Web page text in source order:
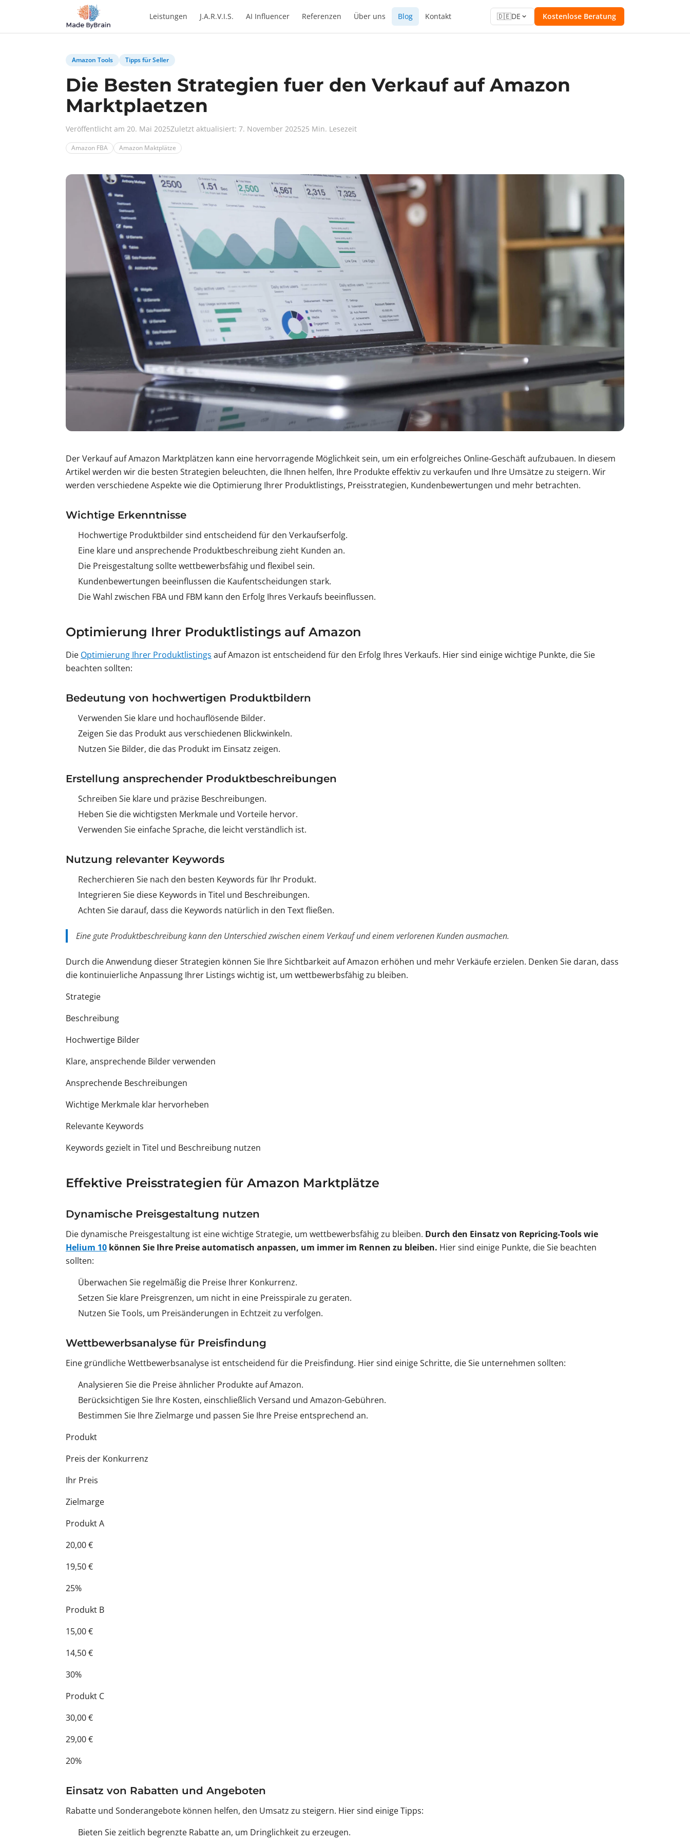
Leistungen J.A.R.V.I.S. AI Influencer Referenzen Über uns Blog Kontakt 🇩🇪DE Kostenlose Beratung
Amazon Tools Tipps für Seller
Die Besten Strategien fuer den Verkauf auf Amazon
Marktplaetzen
Veröffentlicht am 20. Mai 2025Zuletzt aktualisiert: 7. November 202525 Min. Lesezeit
Amazon FBA Amazon Maktplätze
Der Verkauf auf Amazon Marktplätzen kann eine hervorragende Möglichkeit sein, um ein erfolgreiches Online-Geschäft aufzubauen. In diesem
Artikel werden wir die besten Strategien beleuchten, die Ihnen helfen, Ihre Produkte effektiv zu verkaufen und Ihre Umsätze zu steigern. Wir
werden verschiedene Aspekte wie die Optimierung Ihrer Produktlistings, Preisstrategien, Kundenbewertungen und mehr betrachten.
Wichtige Erkenntnisse
Hochwertige Produktbilder sind entscheidend für den Verkaufserfolg.
Eine klare und ansprechende Produktbeschreibung zieht Kunden an.
Die Preisgestaltung sollte wettbewerbsfähig und flexibel sein.
Kundenbewertungen beeinflussen die Kaufentscheidungen stark.
Die Wahl zwischen FBA und FBM kann den Erfolg Ihres Verkaufs beeinflussen.
Optimierung Ihrer Produktlistings auf Amazon
Die Optimierung Ihrer Produktlistings auf Amazon ist entscheidend für den Erfolg Ihres Verkaufs. Hier sind einige wichtige Punkte, die Sie
beachten sollten:
Bedeutung von hochwertigen Produktbildern
Verwenden Sie klare und hochauflösende Bilder.
Zeigen Sie das Produkt aus verschiedenen Blickwinkeln.
Nutzen Sie Bilder, die das Produkt im Einsatz zeigen.
Erstellung ansprechender Produktbeschreibungen
Schreiben Sie klare und präzise Beschreibungen.
Heben Sie die wichtigsten Merkmale und Vorteile hervor.
Verwenden Sie einfache Sprache, die leicht verständlich ist.
Nutzung relevanter Keywords
Recherchieren Sie nach den besten Keywords für Ihr Produkt.
Integrieren Sie diese Keywords in Titel und Beschreibungen.
Achten Sie darauf, dass die Keywords natürlich in den Text fließen.
Eine gute Produktbeschreibung kann den Unterschied zwischen einem Verkauf und einem verlorenen Kunden ausmachen.
Durch die Anwendung dieser Strategien können Sie Ihre Sichtbarkeit auf Amazon erhöhen und mehr Verkäufe erzielen. Denken Sie daran, dass
die kontinuierliche Anpassung Ihrer Listings wichtig ist, um wettbewerbsfähig zu bleiben.
Strategie
Beschreibung
Hochwertige Bilder
Klare, ansprechende Bilder verwenden
Ansprechende Beschreibungen
Wichtige Merkmale klar hervorheben
Relevante Keywords
Keywords gezielt in Titel und Beschreibung nutzen
Effektive Preisstrategien für Amazon Marktplätze
Dynamische Preisgestaltung nutzen
Die dynamische Preisgestaltung ist eine wichtige Strategie, um wettbewerbsfähig zu bleiben. Durch den Einsatz von Repricing-Tools wie
Helium 10 können Sie Ihre Preise automatisch anpassen, um immer im Rennen zu bleiben. Hier sind einige Punkte, die Sie beachten
sollten:
Überwachen Sie regelmäßig die Preise Ihrer Konkurrenz.
Setzen Sie klare Preisgrenzen, um nicht in eine Preisspirale zu geraten.
Nutzen Sie Tools, um Preisänderungen in Echtzeit zu verfolgen.
Wettbewerbsanalyse für Preisfindung
Eine gründliche Wettbewerbsanalyse ist entscheidend für die Preisfindung. Hier sind einige Schritte, die Sie unternehmen sollten:
Analysieren Sie die Preise ähnlicher Produkte auf Amazon.
Berücksichtigen Sie Ihre Kosten, einschließlich Versand und Amazon-Gebühren.
Bestimmen Sie Ihre Zielmarge und passen Sie Ihre Preise entsprechend an.
Produkt
Preis der Konkurrenz
Ihr Preis
Zielmarge
Produkt A
20,00 €
19,50 €
25%
Produkt B
15,00 €
14,50 €
30%
Produkt C
30,00 €
29,00 €
20%
Einsatz von Rabatten und Angeboten
Rabatte und Sonderangebote können helfen, den Umsatz zu steigern. Hier sind einige Tipps:
Bieten Sie zeitlich begrenzte Rabatte an, um Dringlichkeit zu erzeugen.